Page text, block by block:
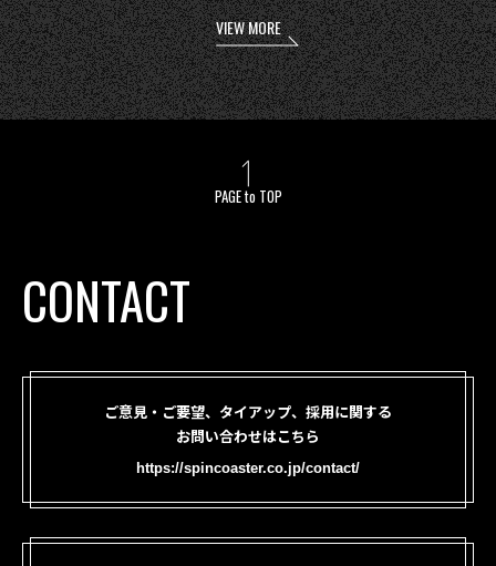
VIEW MORE
PAGE to TOP
CONTACT
ご意見・ご要望、タイアップ、採用に関する
お問い合わせはこちら
https://spincoaster.co.jp/contact/